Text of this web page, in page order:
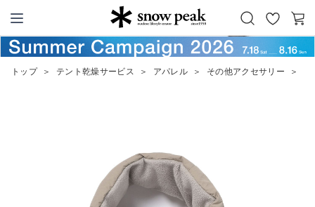
Snow Peak
お
気
カ
ー
トップ ＞ テント乾燥サービス ＞ アパレル ＞ その他アクセサリー ＞